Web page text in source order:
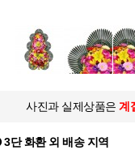
사진과 실제상품은 계
3단 화환 외 배송 지역